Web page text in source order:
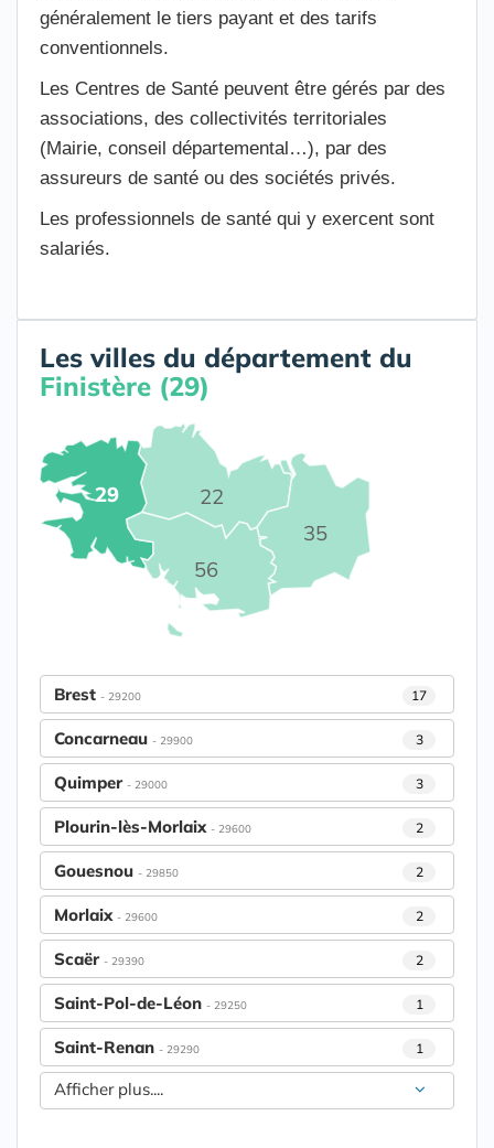
généralement le tiers payant et des tarifs
conventionnels.
Les Centres de Santé peuvent être gérés par des
associations, des collectivités territoriales
(Mairie, conseil départemental…), par des
assureurs de santé ou des sociétés privés.
Les professionnels de santé qui y exercent sont
salariés.
Les villes du département du
Finistère (29)
22
29
35
56
Brest - 29200 17
Concarneau - 29900 3
Quimper - 29000 3
Plourin-lès-Morlaix - 29600 2
Gouesnou - 29850 2
Morlaix - 29600 2
Scaër - 29390 2
Saint-Pol-de-Léon - 29250 1
Saint-Renan - 29290 1
Afficher plus....